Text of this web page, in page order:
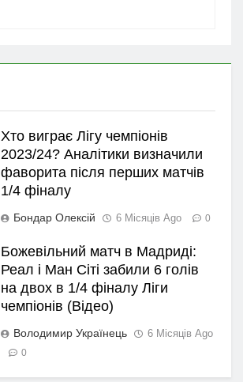
Хто виграє Лігу чемпіонів
2023/24? Аналітики визначили
фаворита після перших матчів
1/4 фіналу
Бондар Олексій 6 Місяців Ago 0
Божевільний матч в Мадриді:
Реал і Ман Сіті забили 6 голів
на двох в 1/4 фіналу Ліги
чемпіонів (Відео)
Володимир Українець 6 Місяців Ago
0